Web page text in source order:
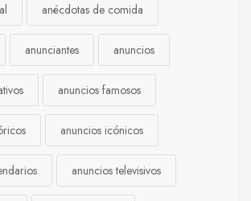
anécdotas de comida
anunciantes anuncios
anuncios famosos
anuncios icónicos
anuncios televisivos